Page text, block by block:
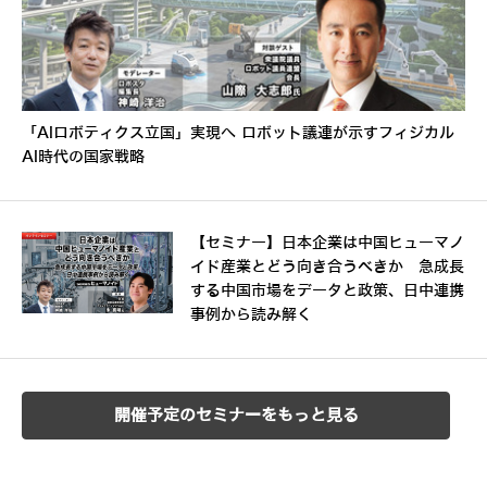
「AIロボティクス立国」実現へ ロボット議連が示すフィジカル
AI時代の国家戦略
【セミナー】日本企業は中国ヒューマノ
イド産業とどう向き合うべきか 急成長
する中国市場をデータと政策、日中連携
事例から読み解く
開催予定のセミナーをもっと見る